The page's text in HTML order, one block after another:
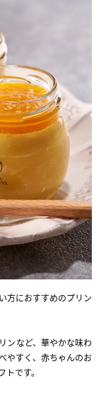
方におすすめのプリン
ンなど、華やかな味わ
やすく、赤ちゃんのお
です。